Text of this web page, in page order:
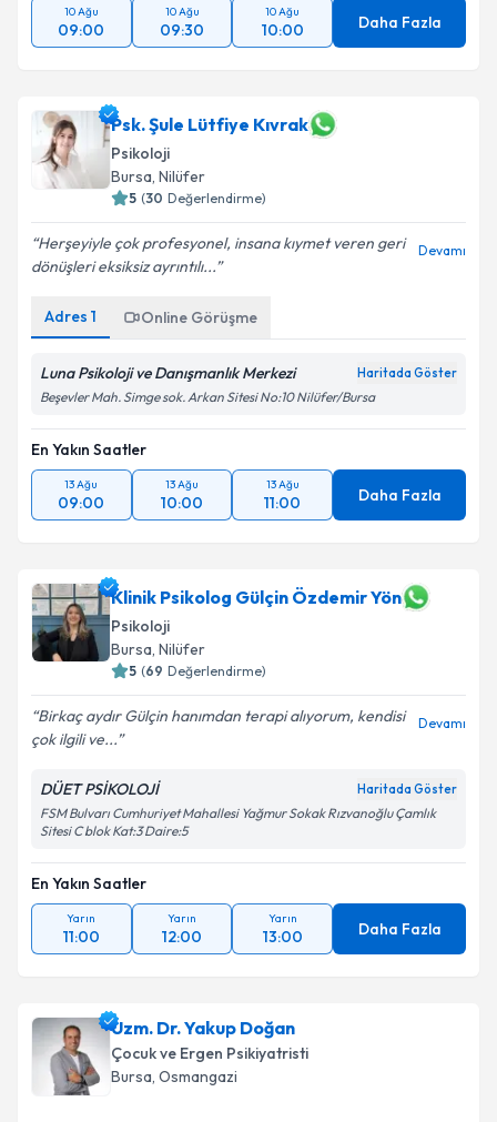
10 Ağu
09:00
10 Ağu
09:30
10 Ağu
10:00 Daha Fazla
Psk. Şule Lütfiye Kıvrak
Psikoloji
Bursa, Nilüfer
5 (30 Değerlendirme)
Herşeyiyle çok profesyonel, insana kıymet veren geri
dönüşleri eksiksiz ayrıntılı...
Devamı
Adres 1 Online Görüşme
Luna Psikoloji ve Danışmanlık Merkezi Haritada Göster
Beşevler Mah. Simge sok. Arkan Sitesi No:10 Nilüfer/Bursa
En Yakın Saatler
13 Ağu
09:00
13 Ağu
10:00
13 Ağu
11:00 Daha Fazla
Klinik Psikolog Gülçin Özdemir Yön
Psikoloji
Bursa, Nilüfer
5 (69 Değerlendirme)
Birkaç aydır Gülçin hanımdan terapi alıyorum, kendisi
çok ilgili ve...
Devamı
DÜET PSİKOLOJİ Haritada Göster
FSM Bulvarı Cumhuriyet Mahallesi Yağmur Sokak Rızvanoğlu Çamlık
Sitesi C blok Kat:3 Daire:5
En Yakın Saatler
Yarın
11:00
Yarın
12:00
Yarın
13:00 Daha Fazla
Uzm. Dr. Yakup Doğan
Çocuk ve Ergen Psikiyatristi
Bursa, Osmangazi